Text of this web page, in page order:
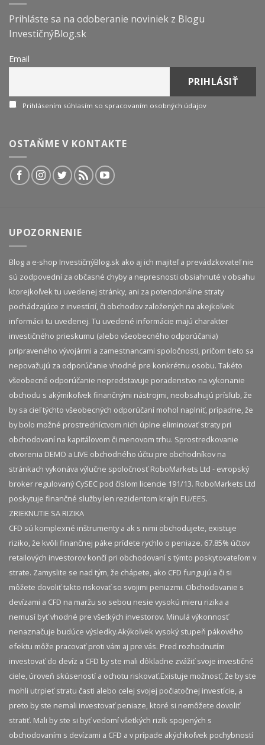
Prihláste sa na odoberanie noviniek z Blogu
InvestičnýBlog.sk
Email
Prihlásením súhlasím so spracovaním osobných údajov
OSTAŇME V KONTAKTE
UPOZORNENIE
Blog a e-shop InvestičnýBlog.sk ako aj ich majiteľ a prevádzkovateľ nie
sú zodpovední za občasné chyby a nepresnosti obsiahnuté v obsahu
ktorejkoľvek tu uvedenej stránky, ani za potencionálne straty
pochádzajúce z investícií, či obchodov založených na akejkoľvek
informácii tu uvedenej. Tu uvedené informácie majú charakter
investičného prieskumu (alebo všeobecného odporúčania)
pripraveného vývojármi a zamestnancami spoločnosti, pričom tieto sa
nepovažujú za odporúčanie vhodné pre konkrétnu osobu. Takéto
všeobecné odporúčanie nepredstavuje poradenstvo na vykonanie
obchodu s akýmikoľvek finančnými nástrojmi, neobsahujú prísľub, že
by sa cieľ týchto všeobecných odporúčaní mohol naplniť, prípadne, že
by bolo možné prostredníctvom nich úplne eliminovať straty pri
obchodovaní na kapitálovom či menovom trhu. Sprostredkovanie
otvorenia DEMO a LIVE obchodného účtu pre obchodníkov na
stránkach vykonáva výlučne spoločnosť RoboMarkets Ltd - evropský
broker regulovaný CySEC pod číslom licencie 191/13. RoboMarkets Ltd
poskytuje finančné služby len rezidentom krajín EU/EES.
ZRIEKNUTIE SA RIZIKA
CFD sú komplexné inštrumenty a ak s nimi obchodujete, existuje
riziko, že kvôli finančnej páke prídete rychlo o peniaze. 67.85% účtov
retailových investorov končí pri obchodovaní s týmto poskytovateľom v
strate. Zamyslite se nad tým, že chápete, ako CFD fungujú a či si
môžete dovoliť takto riskovať so svojimi peniazmi. Obchodovanie s
devízami a CFD na maržu so sebou nesie vysokú mieru rizika a
nemusí byť vhodné pre všetkých investorov. Minulá výkonnosť
nenaznačuje budúce výsledky.​ Akýkoľvek vysoký stupeň pákového
efektu môže pracovať proti vám aj pre vás. Pred rozhodnutím
investovať do devíz a CFD by ste mali dôkladne zvážiť svoje investičné
ciele, úroveň skúseností a ochotu riskovať.​ Existuje možnosť, že by ste
mohli utrpieť stratu časti alebo celej svojej počiatočnej investície, a
preto by ste nemali investovať peniaze, ktoré si nemôžete dovoliť
stratiť. Mali by ste si byť vedomí všetkých rizík spojených s
obchodovaním s devízami a CFD a v prípade akýchkoľvek pochybností